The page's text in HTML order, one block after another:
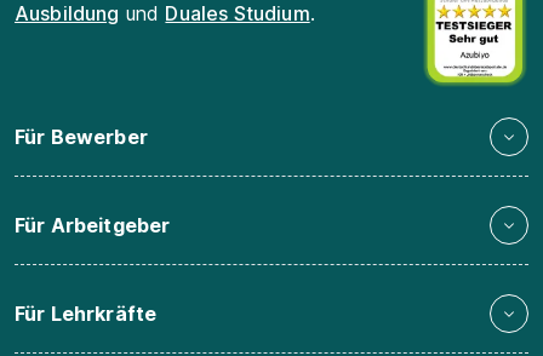
Ausbildung und Duales Studium.
Für Bewerber
Für Arbeitgeber
Für Lehrkräfte